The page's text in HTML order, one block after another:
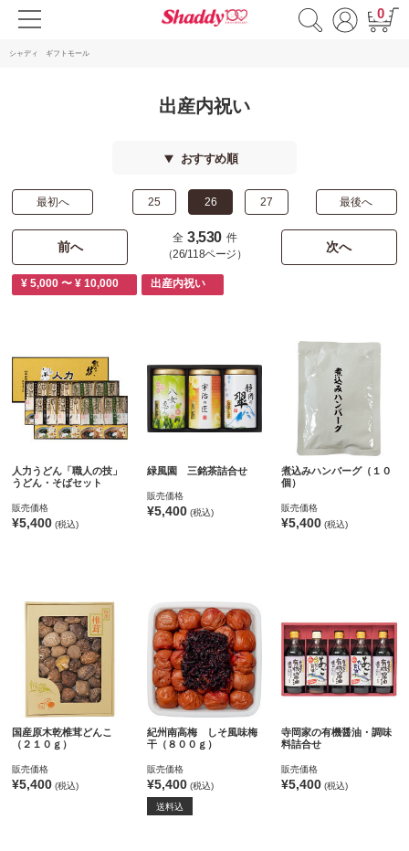
0
シャディ ギフトモール
出産内祝い
おすすめ順
最初へ 25 26 27 最後へ
前へ 次へ
全 3,530 件
（26/118ページ）
¥ 5,000 〜 ¥ 10,000 出産内祝い
人力うどん「職人の技」
うどん・そばセット
販売価格
¥5,400 (税込)
緑風園 三銘茶詰合せ
販売価格
¥5,400(税込)
煮込みハンバーグ（１０
個）
販売価格
¥5,400 (税込)
国産原木乾椎茸どんこ
（２１０ｇ）
販売価格
¥5,400 (税込)
紀州南高梅 しそ風味梅
干（８００ｇ）
販売価格
¥5,400(税込)
送料込
寺岡家の有機醤油・調味
料詰合せ
販売価格
¥5,400 (税込)